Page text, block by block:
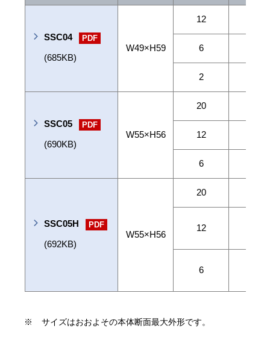
SSC04 PDF
(685KB)
W49×H59
12
6
2
SSC05 PDF
(690KB)
W55×H56
20
12
6
SSC05H PDF
(692KB)
W55×H56
20
12
6
※ サイズはおおよその本体断面最大外形です。